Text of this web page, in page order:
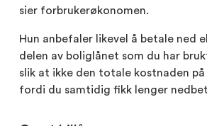
sier forbrukerøkonomen.
Hun anbefaler likevel å betale ned
delen av boliglånet som du har
slik at ikke den totale kostnaden
fordi du samtidig fikk lenger